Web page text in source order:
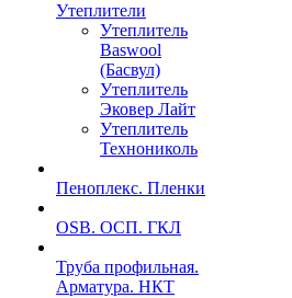
Утеплители
Утеплитель
Baswool
(Басвул)
Утеплитель
Эковер Лайт
Утеплитель
Технониколь
Пеноплекс. Пленки
OSB. ОСП. ГКЛ
Труба профильная.
Арматура. НКТ